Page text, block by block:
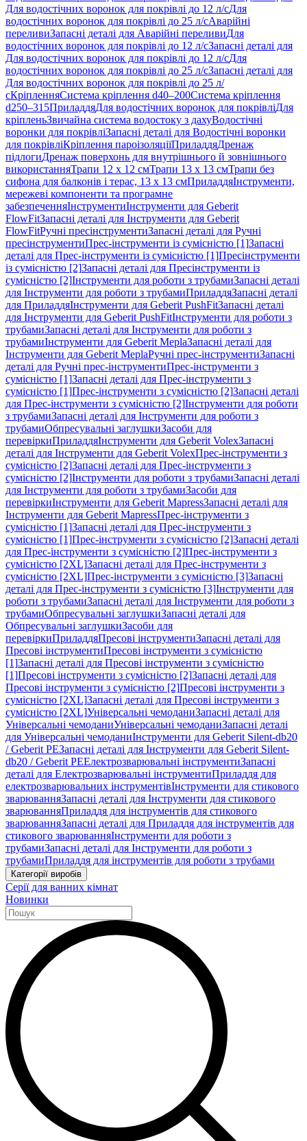
Для водостічних воронок для покрівлі до 12 л/сДля
водостічних воронок для покрівлі до 25 л/сАварійні
переливиЗапасні деталі для Аварійні переливиДля
водостічних воронок для покрівлі до 12 л/сЗапасні деталі для
Для водостічних воронок для покрівлі до 12 л/сДля
водостічних воронок для покрівлі до 25 л/сЗапасні деталі для
Для водостічних воронок для покрівлі до 25 л/
сКріпленняСистема кріплення d40–200Система кріплення
d250–315ПриладдяДля водостічних воронок для покрівліДля
кріпленьЗвичайна система водостоку з дахуВодостічні
воронки для покрівліЗапасні деталі для Водостічні воронки
для покрівліКріплення пароізоляціїПриладдяДренаж
підлогиДренаж поверхонь для внутрішнього й зовнішнього
використанняТрапи 12 x 12 смТрапи 13 x 13 смТрапи без
сифона для балконів і терас, 13 x 13 смПриладдяІнструменти,
мережеві компоненти та програмне
забезпеченняІнструментиІнструменти для Geberit
FlowFitЗапасні деталі для Інструменти для Geberit
FlowFitРучні пресінструментиЗапасні деталі для Ручні
пресінструментиПрес-інструменти із сумісністю [1]Запасні
деталі для Прес-інструменти із сумісністю [1]Пресінструменти
із сумісністю [2]Запасні деталі для Пресінструменти із
сумісністю [2]Інструменти для роботи з трубамиЗапасні деталі
для Інструменти для роботи з трубамиПриладдяЗапасні деталі
для ПриладдяІнструменти для Geberit PushFitЗапасні деталі
для Інструменти для Geberit PushFitІнструменти для роботи з
трубамиЗапасні деталі для Інструменти для роботи з
трубамиІнструменти для Geberit MeplaЗапасні деталі для
Інструменти для Geberit MeplaРучні прес-інструментиЗапасні
деталі для Ручні прес-інструментиПрес-інструменти з
сумісністю [1]Запасні деталі для Прес-інструменти з
сумісністю [1]Прес-інструменти з сумісністю [2]Запасні деталі
для Прес-інструменти з сумісністю [2]Інструменти для роботи
з трубамиЗапасні деталі для Інструменти для роботи з
трубамиОбпресувальні заглушкиЗасоби для
перевіркиПриладдяІнструменти для Geberit VolexЗапасні
деталі для Інструменти для Geberit VolexПрес-інструменти з
сумісністю [2]Запасні деталі для Прес-інструменти з
сумісністю [2]Інструменти для роботи з трубамиЗапасні деталі
для Інструменти для роботи з трубамиЗасоби для
перевіркиІнструменти для Geberit MapressЗапасні деталі для
Інструменти для Geberit MapressПрес-інструменти з
сумісністю [1]Запасні деталі для Прес-інструменти з
сумісністю [1]Прес-інструменти з сумісністю [2]Запасні деталі
для Прес-інструменти з сумісністю [2]Прес-інструменти з
сумісністю [2XL]Запасні деталі для Прес-інструменти з
сумісністю [2XL]Прес-інструменти з сумісністю [3]Запасні
деталі для Прес-інструменти з сумісністю [3]Інструменти для
роботи з трубамиЗапасні деталі для Інструменти для роботи з
трубамиОбпресувальні заглушкиЗапасні деталі для
Обпресувальні заглушкиЗасоби для
перевіркиПриладдяПресові інструментиЗапасні деталі для
Пресові інструментиПресові інструменти з сумісністю
[1]Запасні деталі для Пресові інструменти з сумісністю
[1]Пресові інструменти з сумісністю [2]Запасні деталі для
Пресові інструменти з сумісністю [2]Пресові інструменти з
сумісністю [2XL]Запасні деталі для Пресові інструменти з
сумісністю [2XL]Універсальні чемоданиЗапасні деталі для
Універсальні чемоданиУніверсальні чемоданиЗапасні деталі
для Універсальні чемоданиІнструменти для Geberit Silent-db20
/ Geberit PEЗапасні деталі для Інструменти для Geberit Silent-
db20 / Geberit PEЕлектрозварювальні інструментиЗапасні
деталі для Електрозварювальні інструментиПриладдя для
електрозварювальних інструментівІнструменти для стикового
зварюванняЗапасні деталі для Інструменти для стикового
зварюванняПриладдя для інструментів для стикового
зварюванняЗапасні деталі для Приладдя для інструментів для
стикового зварюванняІнструменти для роботи з
трубамиЗапасні деталі для Інструменти для роботи з
трубамиПриладдя для інструментів для роботи з трубами
Категорії виробів
Серії для ванних кімнат
Новинки